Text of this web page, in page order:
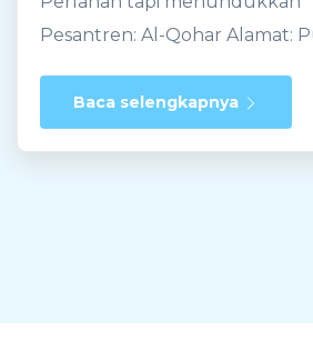
Pesantren: Al-Qohar Alamat:
Telp. 081 393 134 086 Tahun
Pendiri: Drs. KH. M. Khusni
Baca selengkapnya